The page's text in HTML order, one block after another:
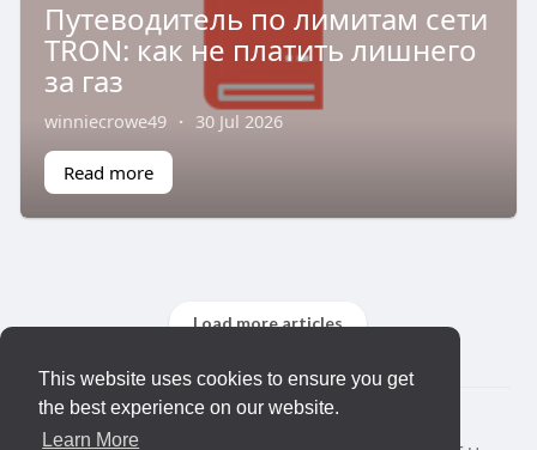
This website uses cookies to ensure you get
the best experience on our website.
Learn More
Путеводитель по лимитам сети
TRON: как не платить лишнего
за газ
winniecrowe49 · 30 Jul 2026
Read more
Load more articles
© 2026 KLYQ